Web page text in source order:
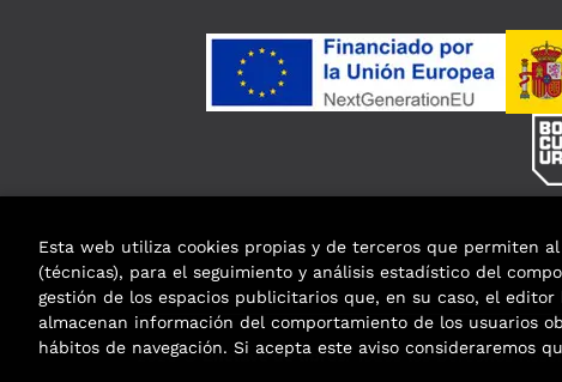
2026 ©Enclave de libros. Todos los Derechos
Esta web utiliza cookies propias y de terceros que permiten
(técnicas), para el seguimiento y análisis estadístico del
gestión de los espacios publicitarios que, en su caso, el
almacenan información del comportamiento de los usuarios
hábitos de navegación. Si acepta este aviso consideraremos